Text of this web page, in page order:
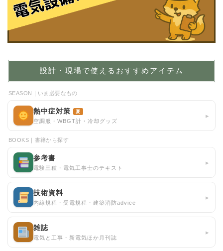
設計・現場で使えるおすすめアイテム
SEASON｜いま必要なもの
熱中症対策 夏
空調服・WBGT計・冷却グッズ
▸
BOOKS｜書籍から探す
参考書
電験三種・電気工事士のテキスト
▸
技術資料
内線規程・受電規程・建築消防advice
▸
雑誌
電気と工事・新電気ほか月刊誌
▸